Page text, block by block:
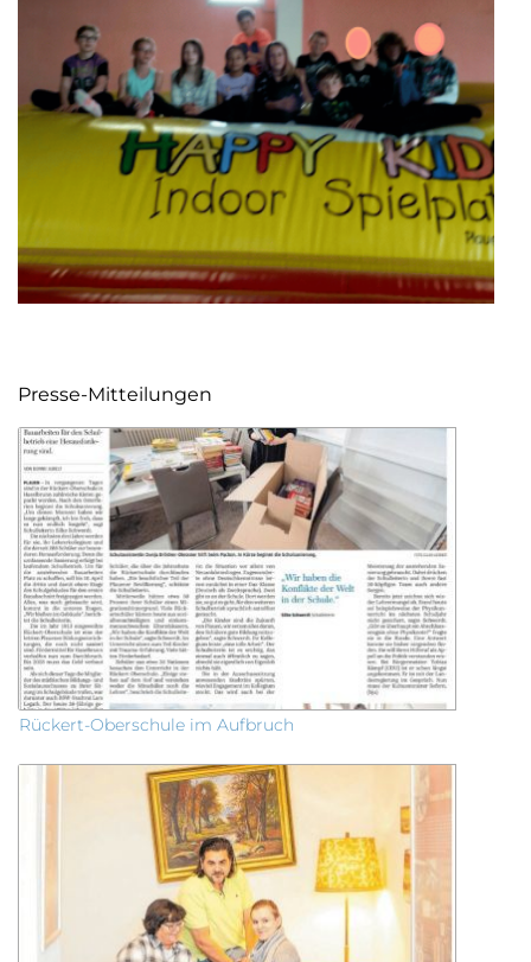
Presse-Mitteilungen
Rückert-Oberschule im Aufbruch